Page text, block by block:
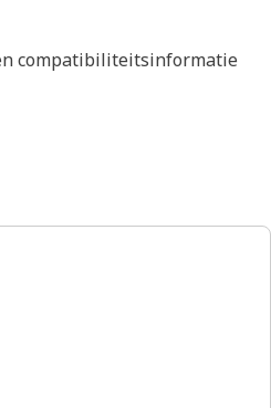
compatibiliteitsinformatie